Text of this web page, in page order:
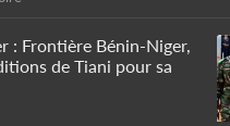
: Frontière Bénin-Niger,
de Tiani pour sa